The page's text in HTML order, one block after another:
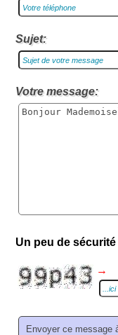
Sujet:
Votre message:
Un peu de sécurité
→